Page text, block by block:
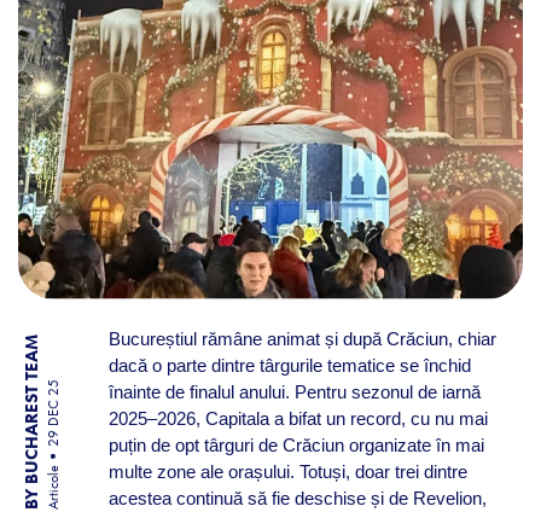
BY BUCHAREST TEAM Articole
29 DEC 25
Bucureștiul rămâne animat și după Crăciun, chiar
dacă o parte dintre târgurile tematice se închid
înainte de finalul anului. Pentru sezonul de iarnă
2025–2026, Capitala a bifat un record, cu nu mai
puțin de opt târguri de Crăciun organizate în mai
multe zone ale orașului. Totuși, doar trei dintre
acestea continuă să fie deschise și de Revelion,